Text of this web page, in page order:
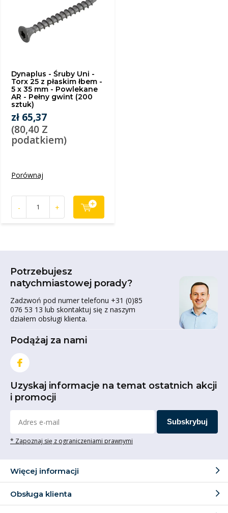
Dynaplus - Śruby Uni -
Torx 25 z płaskim łbem -
5 x 35 mm - Powlekane
AR - Pełny gwint (200
sztuk)
zł 65,37
(80,40 Z
podatkiem)
Porównaj
- +
Potrzebujesz
natychmiastowej porady?
Zadzwoń pod numer telefonu +31 (0)85
076 53 13 lub skontaktuj się z naszym
działem obsługi klienta.
Podążaj za nami
Uzyskaj informacje na temat ostatnich akcji
i promocji
Subskrybuj
* Zapoznaj się z ograniczeniami prawnymi
Więcej informacji
Obsługa klienta